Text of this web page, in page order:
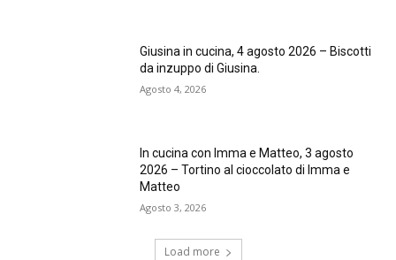
Giusina in cucina, 4 agosto 2026 – Biscotti
da inzuppo di Giusina.
Agosto 4, 2026
In cucina con Imma e Matteo, 3 agosto
2026 – Tortino al cioccolato di Imma e
Matteo
Agosto 3, 2026
Load more